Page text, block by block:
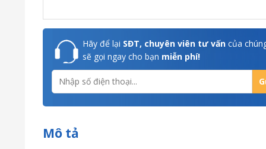
Hãy để lại SĐT, chuyên viên tư vấn của
sẽ gọi ngay cho bạn miễn phí!
Mô tả